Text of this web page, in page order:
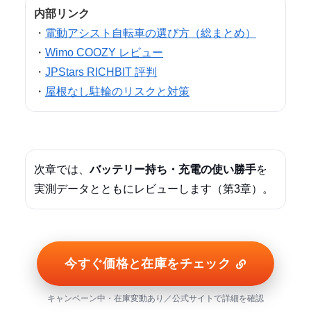
内部リンク
・ 電動アシスト自転車の選び方（総まとめ）
・ Wimo COOZY レビュー
・ JPStars RICHBIT 評判
・ 屋根なし駐輪のリスクと対策
次章では、バッテリー持ち・充電の使い勝手を
実測データとともにレビューします（第3章）。
今すぐ価格と在庫をチェック
キャンペーン中・在庫変動あり／公式サイトで詳細を確認